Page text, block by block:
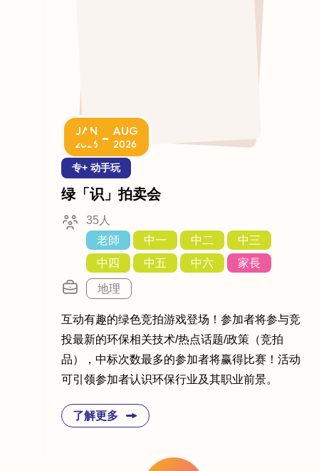
JAN
2026 - AUG
2026
专+ 动手玩
绿「识」拍卖会
35人
老師
中一 中二
中三
中四
中五 中六 家長
地理
互动有趣的绿色竞拍游戏登场！参加者将参与竞
投最新的环保相关技术/热点话题/政策（竞拍
品），中标次数最多的参加者将赢得比赛！活动
可引领参加者认识环保行业及其职业前景。
了解更多